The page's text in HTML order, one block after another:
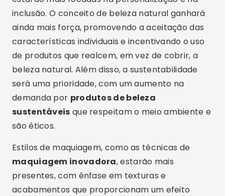
inclusão. O conceito de beleza natural ganhará
ainda mais força, promovendo a aceitação das
características individuais e incentivando o uso
de produtos que realcem, em vez de cobrir, a
beleza natural. Além disso, a sustentabilidade
será uma prioridade, com um aumento na
demanda por produtos de beleza
sustentáveis que respeitam o meio ambiente e
são éticos.
Estilos de maquiagem, como as técnicas de
maquiagem inovadora, estarão mais
presentes, com ênfase em texturas e
acabamentos que proporcionam um efeito